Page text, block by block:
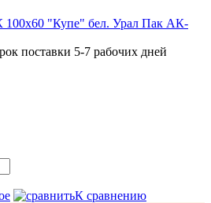
"Купе" бел. Урал Пак АК-
поставки 5-7 рабочих дней
К сравнению